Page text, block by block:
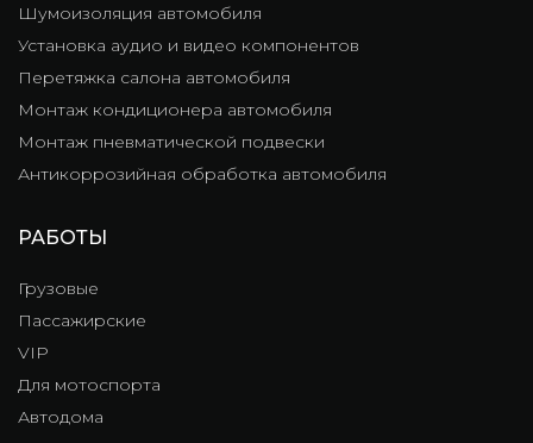
Шумоизоляция автомобиля
Установка аудио и видео компонентов
Перетяжка салона автомобиля
Монтаж кондиционера автомобиля
Монтаж пневматической подвески
Антикоррозийная обработка автомобиля
РАБОТЫ
Грузовые
Пассажирские
VIP
Для мотоспорта
Автодома